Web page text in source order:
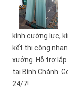
kính cường lực,
kết thi công
xưởng. Hỗ trợ
tại Bình Chánh.
24/7!